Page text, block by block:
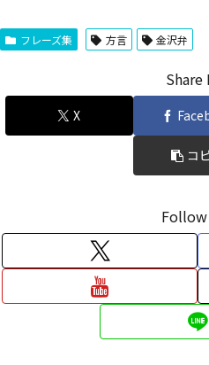
フレーズ集 方言 金沢弁
Share
X
コ